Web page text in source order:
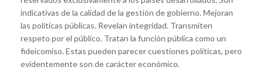
indicativas de la calidad de la gestión de gobierno. Mejoran
las políticas públicas. Revelan integridad. Transmiten
respeto por el público. Tratan la función pública como un
fideicomiso. Estas pueden parecer cuestiones políticas, pero
evidentemente son de carácter económico.